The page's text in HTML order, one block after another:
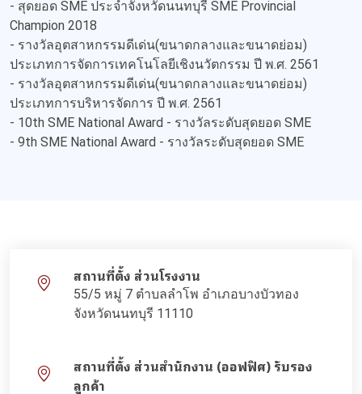
- สุดยอด SME ประจำจังหวัดนนทบุรี SME Provincial
Champion 2018
- รางวัลอุตสาหกรรมดีเด่น(ขนาดกลางและขนาดย่อม)
ประเภทการจัดการเทคโนโลยีเชิงนวัตกรรม ปี พ.ศ. 2561
- รางวัลอุตสาหกรรมดีเด่น(ขนาดกลางและขนาดย่อม)
ประเภทการบริหารจัดการ ปี พ.ศ. 2561
- 10th SME National Award - รางวัลระดับสุดยอด SME
- 9th SME National Award - รางวัลระดับสุดยอด SME
สถานที่ตั้ง ส่วนโรงงาน
55/5 หมู่ 7 ตำบลลำโพ อำเภอบางบัวทอง
จังหวัดนนทบุรี 11110
สถานที่ตั้ง ส่วนสำนักงาน (ออฟฟิศ) รับรอง
ลูกค้า